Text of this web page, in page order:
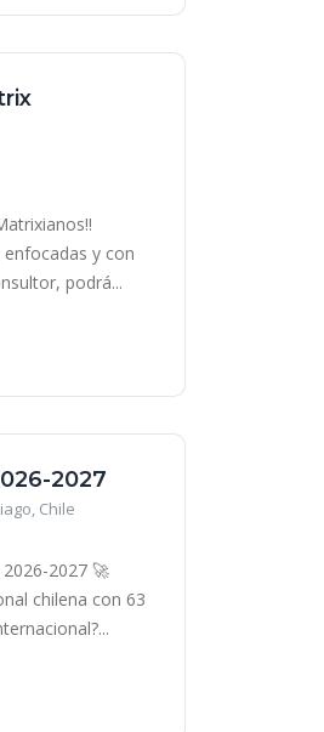
y con
podrá...
2027
Chile
2027 🚀
chilena con 63